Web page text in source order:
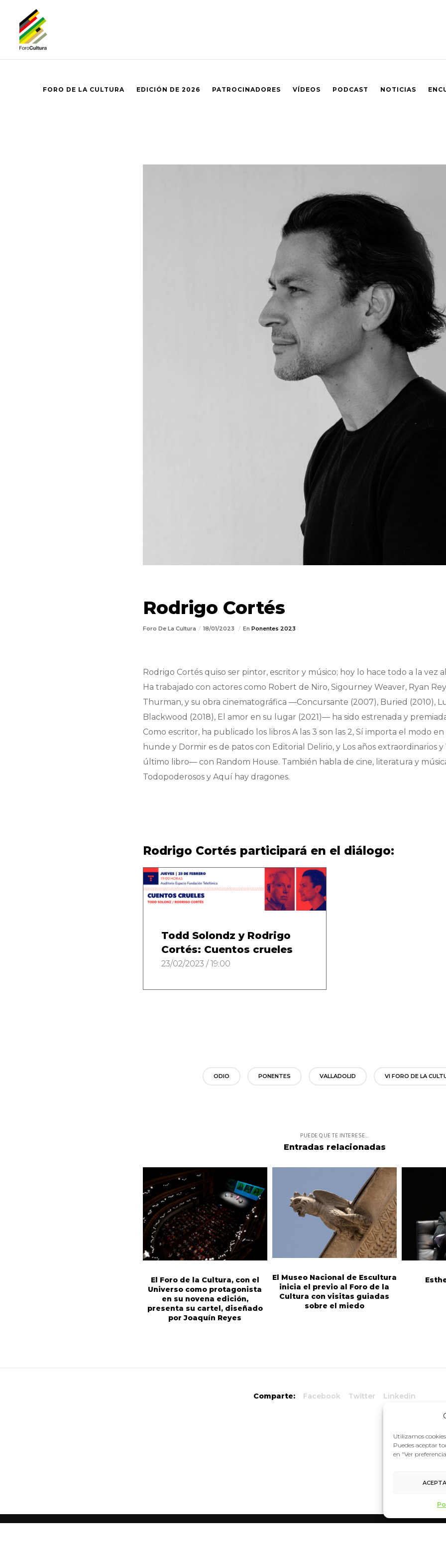
Utilizamos
Puedes aceptar
en "Ver
FORO DE LA CULTURA EDICIÓN DE 2026 PATROCINADORES VÍDEOS PODCAST NOTICIAS
Rodrigo Cortés
Foro De La Cultura 18/01/2023 En Ponentes 2023
Rodrigo Cortés quiso ser pintor, escritor y músico; hoy lo hace todo a la vez
Ha trabajado con actores como Robert de Niro, Sigourney Weaver, Ryan
Thurman, y su obra cinematográfica —Concursante (2007), Buried (2010),
Blackwood (2018), El amor en su lugar (2021)— ha sido estrenada y
Como escritor, ha publicado los libros A las 3 son las 2, Sí importa el modo
hunde y Dormir es de patos con Editorial Delirio, y Los años extraordinarios y
último libro— con Random House. También habla de cine, literatura y
Todopoderosos y Aquí hay dragones.
Rodrigo Cortés participará en el diálogo:
Todd Solondz y Rodrigo
Cortés: Cuentos crueles
23/02/2023 / 19:00
ODIO PONENTES VALLADOLID VI FORO DE LA
PUEDE QUE TE INTERESE...
Entradas relacionadas
El Foro de la Cultura, con el
Universo como protagonista
en su novena edición,
presenta su cartel, diseñado
por Joaquín Reyes
El Museo Nacional de Escultura
inicia el previo al Foro de la
Cultura con visitas guiadas
sobre el miedo
Comparte: Facebook Twitter Linkedin